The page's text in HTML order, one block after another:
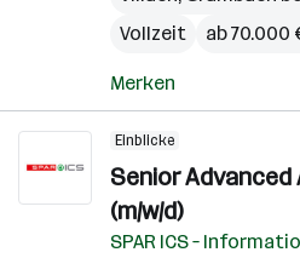
Vollzeit
ab 70.000
Merken
Einblicke
Senior
(m/w/d)
SPAR ICS –